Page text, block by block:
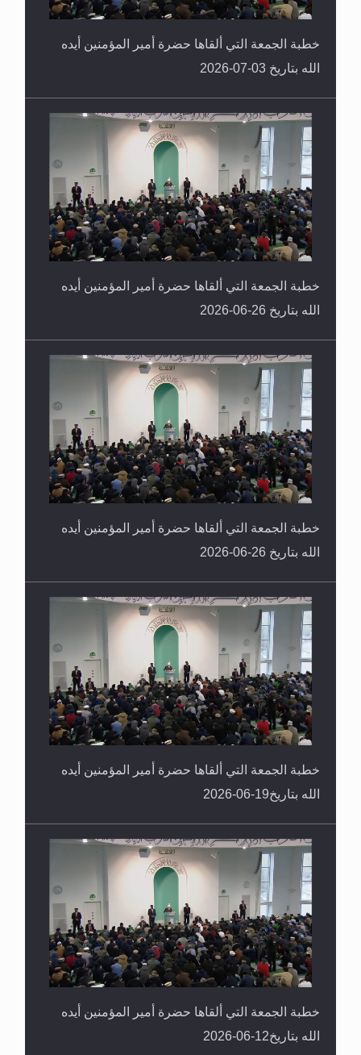
خطبة الجمعة التي ألقاها حضرة أمير المؤمنين أيده
الله بتاريخ 03-07-2026
خطبة الجمعة التي ألقاها حضرة أمير المؤمنين أيده
الله بتاريخ 26-06-2026
خطبة الجمعة التي ألقاها حضرة أمير المؤمنين أيده
الله بتاريخ 26-06-2026
خطبة الجمعة التي ألقاها حضرة أمير المؤمنين أيده
الله بتاريخ19-06-2026
خطبة الجمعة التي ألقاها حضرة أمير المؤمنين أيده
الله بتاريخ12-06-2026